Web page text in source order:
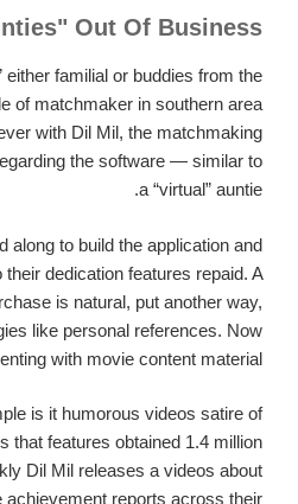
Out Of Business
either familial or buddies from the
of matchmaker in southern area
with Dil Mil, the matchmaking
the software — similar to
a “virtual” auntie.
along to build the application and
dedication features repaid. A
is natural, put another way,
like personal references. Now
with movie content material.
is it humorous videos satire of
that features obtained 1.4 million
Dil Mil releases a videos about
achievement reports across their